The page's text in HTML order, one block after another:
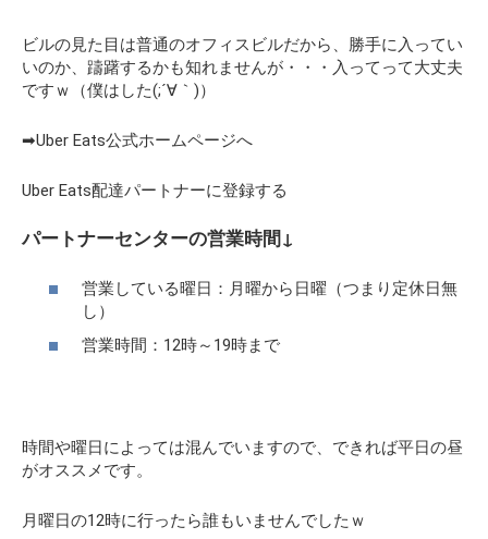
ビルの見た目は普通のオフィスビルだから、勝手に入ってい
いのか、躊躇するかも知れませんが・・・入ってって大丈夫
ですｗ（僕はした(;´∀｀)）
➡Uber Eats公式ホームページへ
Uber Eats配達パートナーに登録する
パートナーセンターの営業時間↓
営業している曜日：月曜から日曜（つまり定休日無
し）
営業時間：12時～19時まで
時間や曜日によっては混んでいますので、できれば平日の昼
がオススメです。
月曜日の12時に行ったら誰もいませんでしたｗ